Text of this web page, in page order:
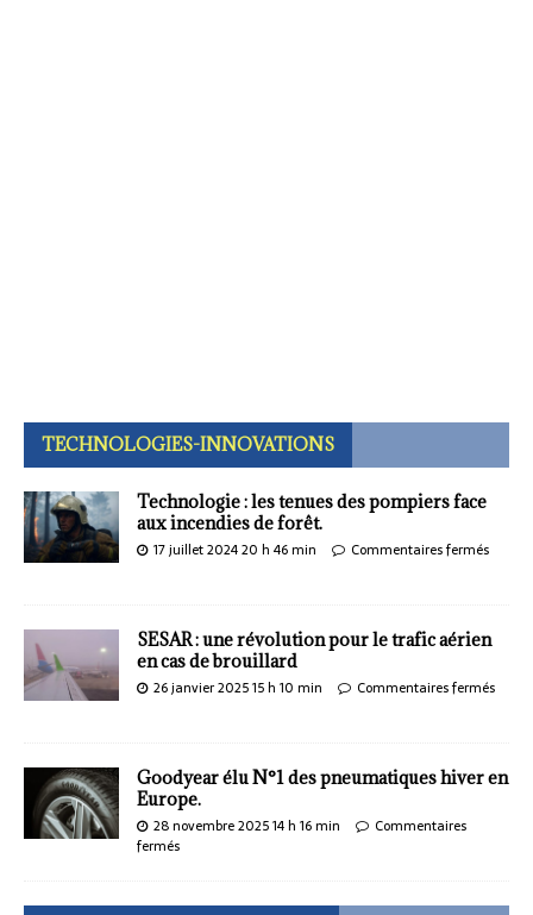
TECHNOLOGIES-INNOVATIONS
Technologie : les tenues des pompiers face
aux incendies de forêt.
17 juillet 2024 20 h 46 min Commentaires fermés
SESAR : une révolution pour le trafic aérien
en cas de brouillard
26 janvier 2025 15 h 10 min Commentaires fermés
Goodyear élu N°1 des pneumatiques hiver en
Europe.
28 novembre 2025 14 h 16 min
Commentaires
fermés